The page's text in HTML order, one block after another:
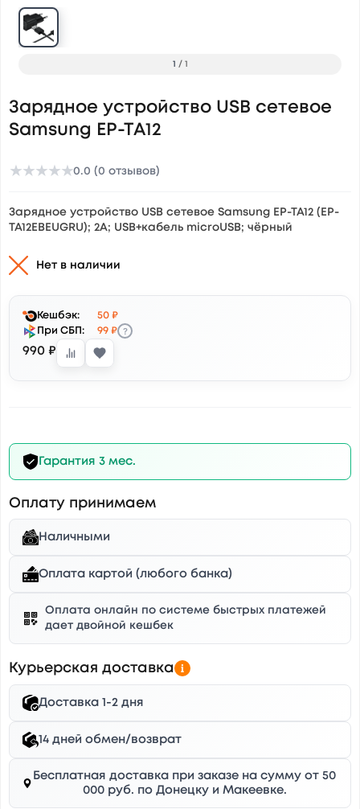
1 / 1
Зарядное устройство USB сетевое
Samsung EP-TA12
★★★★★0.0 (0 отзывов)
Зарядное устройство USB сетевое Samsung EP-TA12 (EP-
TA12EBEUGRU); 2А; USB+кабель microUSB; чёрный
Нет в наличии
Кешбэк:
50 ₽
При СБП:
99 ₽ ?
990 ₽
Гарантия 3 мес.
Оплату принимаем
Наличными
Оплата картой (любого банка)
Оплата онлайн по системе быстрых платежей
дает двойной кешбек
Курьерская доставка
Доставка 1-2 дня
14 дней обмен/возврат
Бесплатная доставка при заказе на сумму от 50
000 руб. по Донецку и Макеевке.